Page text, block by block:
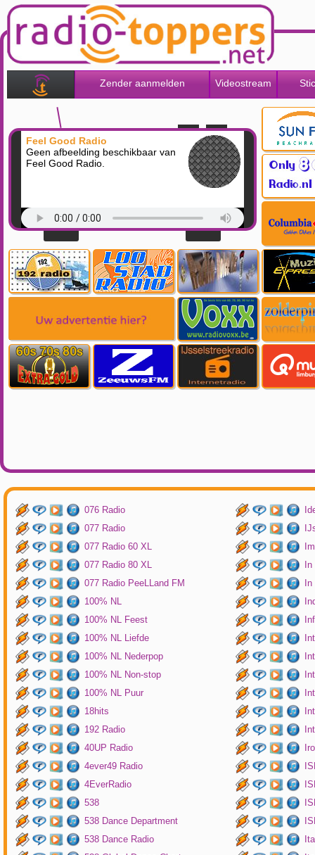
Zender aanmelden Videostream
Feel Good Radio
Geen afbeelding beschikbaar van
Feel Good Radio.
076 Radio
077 Radio
077 Radio 60 XL
077 Radio 80 XL
077 Radio PeeLLand FM
100% NL
100% NL Feest
100% NL Liefde
100% NL Nederpop
100% NL Non-stop
100% NL Puur
18hits
192 Radio
40UP Radio
4ever49 Radio
4EverRadio
538
538 Dance Department
538 Dance Radio